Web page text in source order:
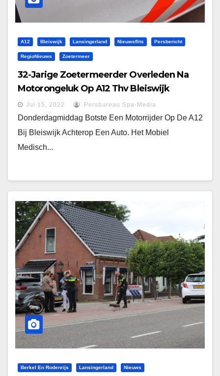
A12 Bleiswijk Lansingerland Nieuwsflits Persbericht
RegioNieuws Zoetermeer
32-Jarige Zoetermeerder Overleden Na
Motorongeluk Op A12 Thv Bleiswijk
Jul 15, 2022 Persbureau Spa-Media
Donderdagmiddag Botste Een Motorrijder Op De A12
Bij Bleiswijk Achterop Een Auto. Het Mobiel
Medisch...
Berkel En Rodenrijs Lansingerland Nieuws